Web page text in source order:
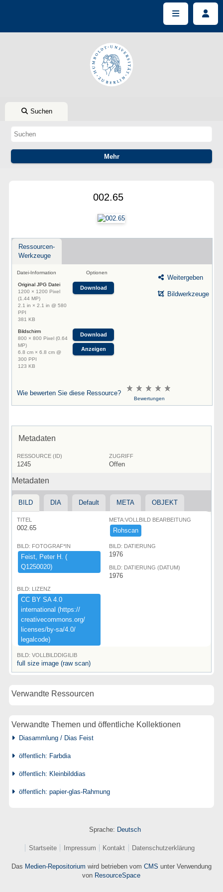
Suchen
002.65
Ressourcen-
Werkzeuge
Datei-Information Optionen
Original JPG Datei
1200 × 1200 Pixel
(1.44 MP)
2.1 in × 2.1 in @ 580
PPI
381 KB
Download
Bildschirm
800 × 800 Pixel (0.64
MP)
6.8 cm × 6.8 cm @
300 PPI
123 KB
Download
Anzeigen
Weitergeben
Bildwerkzeuge
Wie bewerten Sie diese Ressource?
Bewertungen
Metadaten
RESSOURCE (ID)
1245
ZUGRIFF
Offen
Metadaten
BILD DIA Default META OBJEKT
TITEL
002.65
META:VOLLBILD BEARBEITUNG
Rohscan
BILD: FOTOGRAF*IN
Feist,​ ​Peter ​H.​ ​(​
Q1250020)​
BILD: DATIERUNG
1976
BILD: DATIERUNG (DATUM)
1976
BILD: LIZENZ
CC ​BY ​SA ​4.​0 ​
international ​(​https:​/​/​
creativecommons.​org/​
licenses/​by-​sa/​4.​0/​
legalcode)​
BILD: VOLLBILDDIGILIB
full size image (raw scan)
Verwandte Ressourcen
Verwandte Themen und öffentliche Kollektionen
Diasammlung / Dias Feist
öffentlich: Farbdia
öffentlich: Kleinbilddias
öffentlich: papier-glas-Rahmung
Sprache: Deutsch
Startseite Impressum Kontakt Datenschutzerklärung
Das Medien-Repositorium wird betrieben vom CMS unter Verwendung
von ResourceSpace